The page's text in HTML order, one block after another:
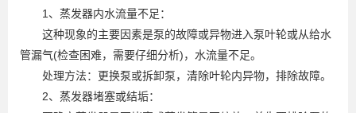
1、蒸发器内水流量不足：
这种现象的主要因素是泵的故障或异物进入泵叶轮或从给水
管漏气(检查困难，需要仔细分析)，水流量不足。
处理方法：更换泵或拆卸泵，清除叶轮内异物，排除故障。
2、蒸发器堵塞或结垢：